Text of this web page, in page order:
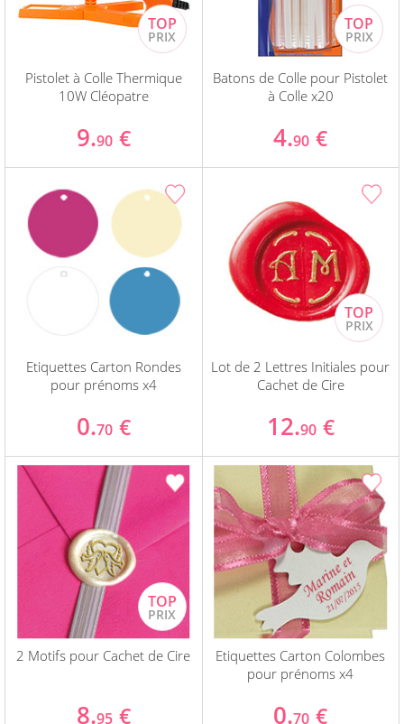
Pistolet à Colle Thermique
10W Cléopatre
9.90 €
Batons de Colle pour Pistolet
à Colle x20
4.90 €
Etiquettes Carton Rondes
pour prénoms x4
0.70 €
Lot de 2 Lettres Initiales pour
Cachet de Cire
12.90 €
2 Motifs pour Cachet de Cire
8.95 €
Etiquettes Carton Colombes
pour prénoms x4
0.70 €